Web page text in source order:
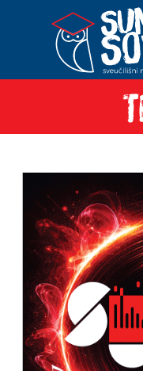
Trump i Alphabet
22,7 milijuna eura
SOVA TechSci